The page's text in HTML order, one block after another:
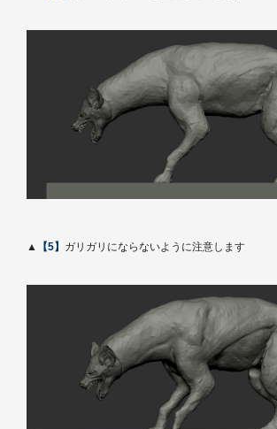
▲ 【5】 ガリガリにならないように注意します